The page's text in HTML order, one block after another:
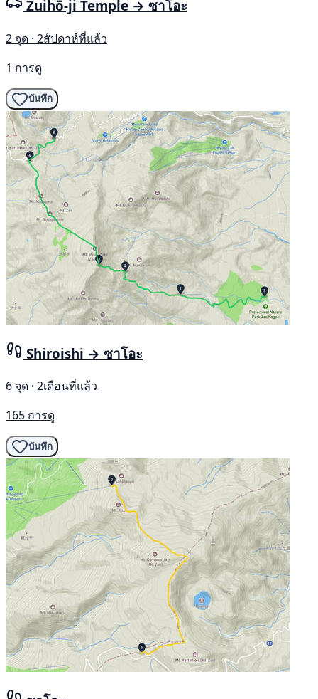
Zuihō-ji Temple → ซาโอะ
2 จุด · 2สัปดาห์ที่แล้ว
1 การดู
บันทึก
Shiroishi → ซาโอะ
6 จุด · 2เดือนที่แล้ว
165 การดู
บันทึก